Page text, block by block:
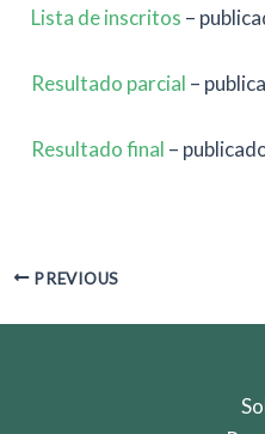
Lista de inscritos –
Resultado parcial –
Resultado final –
Post
PREVIOUS